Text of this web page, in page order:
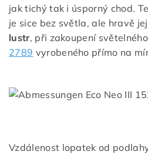
jak tichý tak i úsporný chod.
je sice bez světla, ale hravě
lustr, při zakoupení
2789 vyrobeného přímo na
Vzdálenost lopatek od